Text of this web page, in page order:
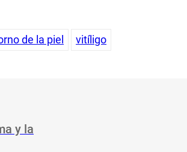
de la piel vitíligo
y la